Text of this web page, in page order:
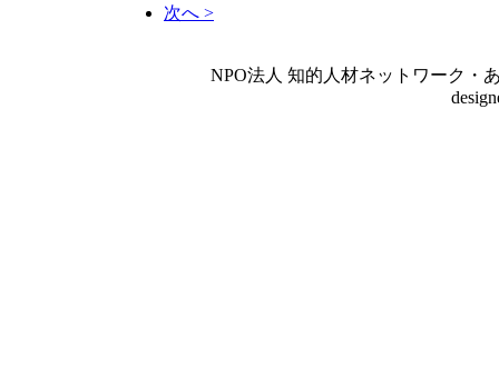
次へ >
NPO法人 知的人材ネットワーク・